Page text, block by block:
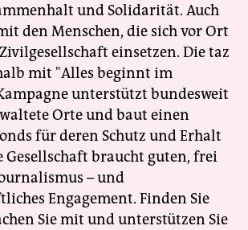
und Solidarität. Auch
den Menschen, die sich vor Ort
einsetzen. Die taz
mit "Alles beginnt im
unterstützt bundesweit
Orte und baut einen
für deren Schutz und Erhalt
Gesellschaft braucht guten, frei
– und
Engagement. Finden Sie
Sie mit und unterstützen Sie